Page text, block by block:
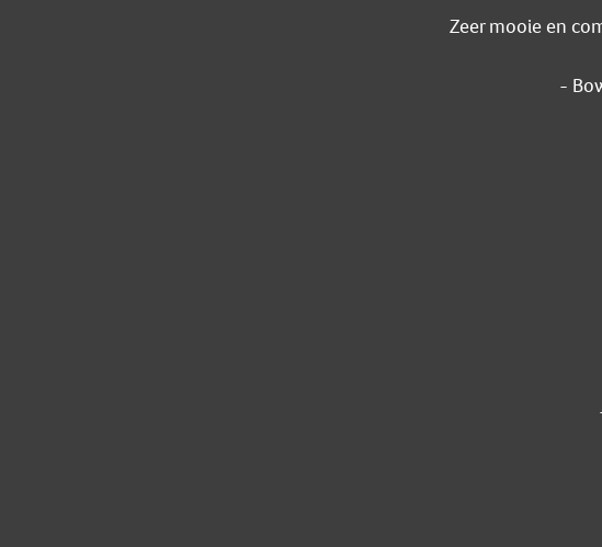
Zeer mooie en
-